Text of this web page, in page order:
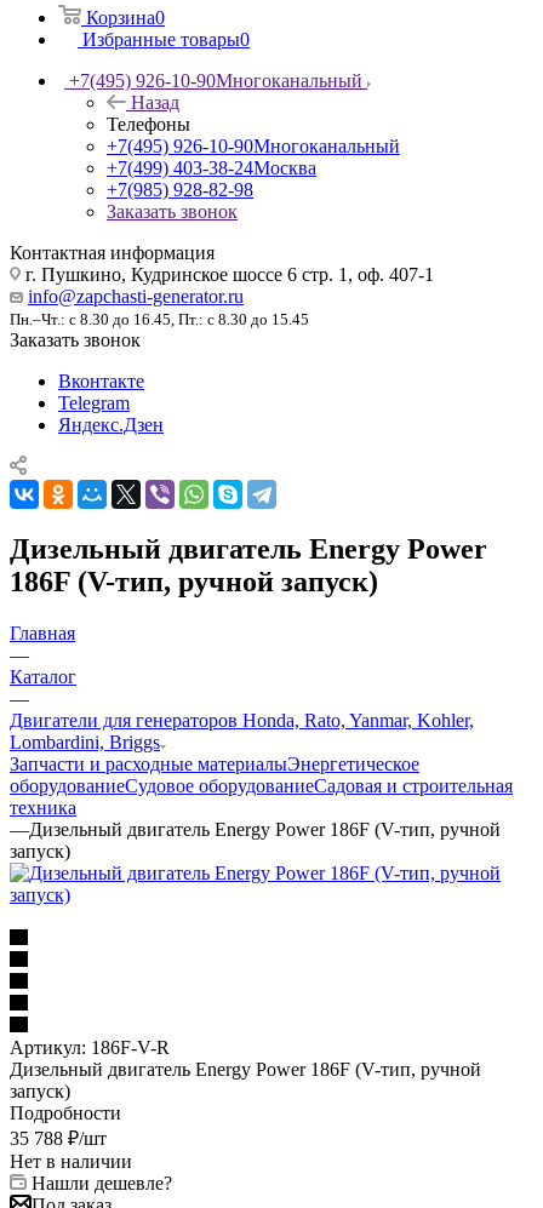
Корзина0
Избранные товары0
+7(495) 926-10-90Многоканальный
Назад
Телефоны
+7(495) 926-10-90Многоканальный
+7(499) 403-38-24Москва
+7(985) 928-82-98
Заказать звонок
Контактная информация
г. Пушкино, Кудринское шоссе 6 стр. 1, оф. 407-1
info@zapchasti-generator.ru
Пн.–Чт.: с 8.30 до 16.45, Пт.: с 8.30 до 15.45
Заказать звонок
Вконтакте
Telegram
Яндекс.Дзен
Дизельный двигатель Energy Power
186F (V-тип, ручной запуск)
Главная
—
Каталог
—
Двигатели для генераторов Honda, Rato, Yanmar, Kohler,
Lombardini, Briggs
Запчасти и расходные материалыЭнергетическое
оборудованиеСудовое оборудованиеСадовая и строительная
техника
—Дизельный двигатель Energy Power 186F (V-тип, ручной
запуск)
Артикул: 186F-V-R
Дизельный двигатель Energy Power 186F (V-тип, ручной
запуск)
Подробности
35 788 ₽/шт
Нет в наличии
Нашли дешевле?